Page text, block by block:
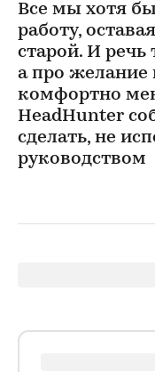
Все мы хотя
работу,
старой. И речь
а про желание
комфортно
HeadHunter
сделать, не
руководством